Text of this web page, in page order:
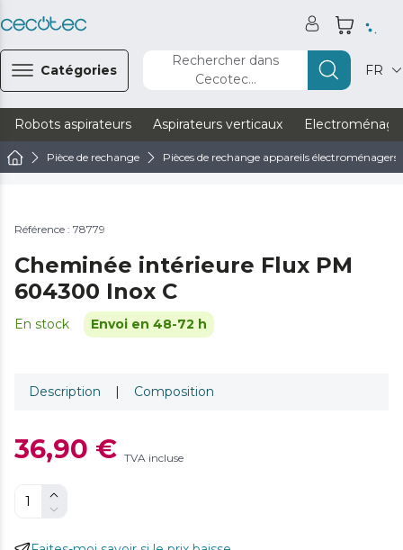
Catégories
Rechercher dans
Cecotec...
FR
Robots aspirateurs Aspirateurs verticaux
Pièce de rechange Pièces de rechange appareils électroménagers
Référence : 78779
Cheminée intérieure Flux PM
604300 Inox C
En stock Envoi en 48-72 h
Description | Composition
36,90 € TVA incluse